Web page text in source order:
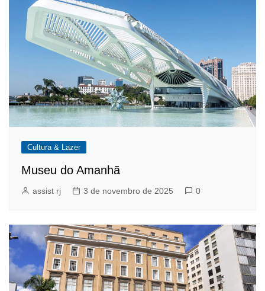
Cultura & Lazer
Museu do Amanhã
assist rj 3 de novembro de 2025 0